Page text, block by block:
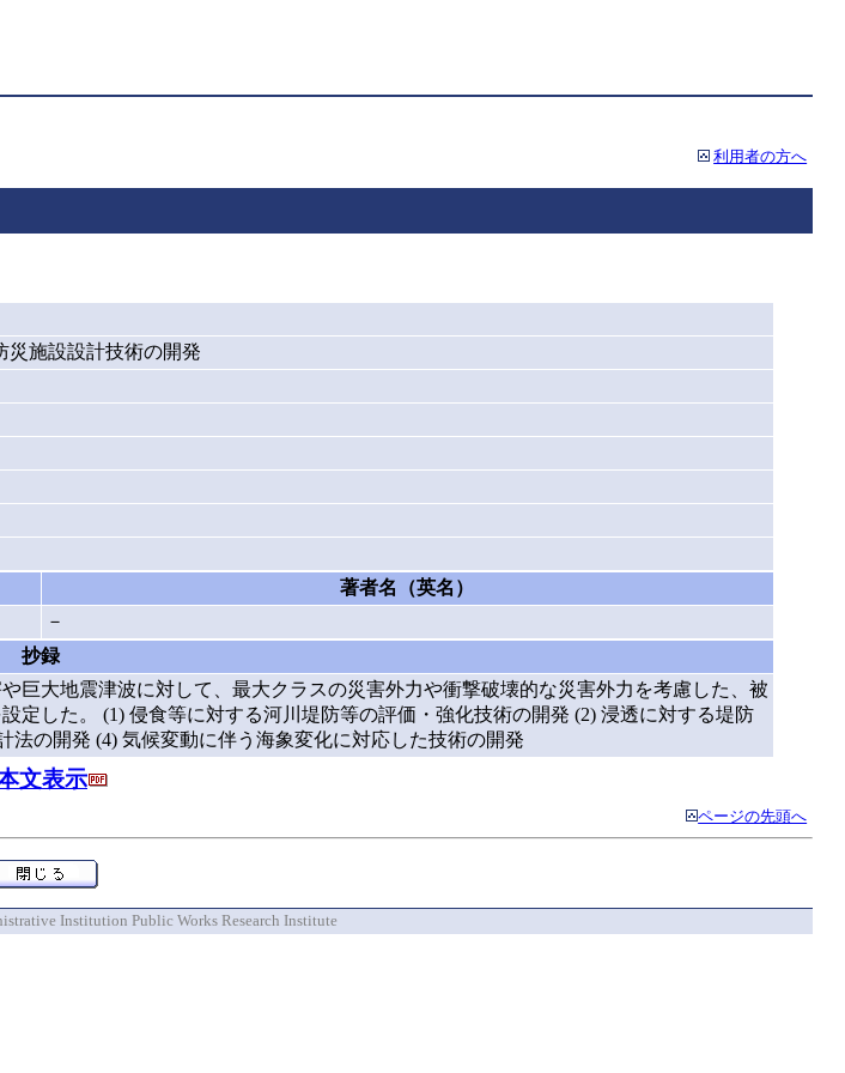
利用者の方へ
災施設設計技術の開発
著者名（英名）
－
抄録
巨大地震津波に対して、最大クラスの災害外力や衝撃破壊的な災害外力を考慮した、被
した。 (1) 侵食等に対する河川堤防等の評価・強化技術の開発 (2) 浸透に対する堤防
の開発 (4) 気候変動に伴う海象変化に対応した技術の開発
文表示
ページの先頭へ
Institution Public Works Research Institute